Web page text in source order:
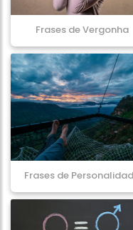
Frases de Vergonha
Frases de